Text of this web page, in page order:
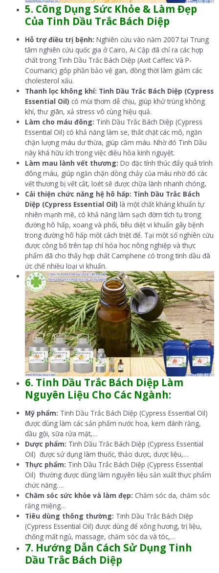
5. Công Dụng Sức Khỏe & Làm Đẹp
Của Tinh Dầu Trắc Bách Diệp
Hỗ trợ điều trị bệnh:Nghiên cứu vào năm 2007 tại Trung
tâm nghiên cứu quốc gia ở Cairo, Ai Cập đã chỉ ra các hợp
chất trong Tinh Dầu Trắc Bách Diệp (Axit Caffeic Và P-
Coumaric) góp phần bảo vệ gan, đồng thời làm giảm các
cholesterol xấu.
Thanh lọc không khí: Tinh Dầu Trắc Bách Diệp (Cypress
Essential Oil) có mùi thơm dễ chịu, giúp khử trùng không
khí, thư giãn, xả stress vô cùng hiệu quả.
Làm cho máu đông: Tinh Dầu Trắc Bách Diệp (Cypress
Essential Oil) có khả năng làm se, thắt chặt các mô, ngăn
chặn lượng máu dư thừa, giúp cầm máu. Nhờ đó Tinh Dầu
này khá hữu ích trong việc điều hòa kinh nguyệt.
Làm mau lành vết thương:Do đặc tính thúc đẩy quá trình
đông máu, giúp ngăn chặn dòng chảy của máu nhờ đó các
vết thương bị vết cắt, loét sẽ được chữa lành nhanh chóng.
Cải thiện chức năng hệ hô hấp: Tinh Dầu Trắc Bách
Diệp (Cypress Essential Oil)là một chất kháng khuẩn tự
nhiên mạnh mẽ, có khả năng làm sạch đờm tích tụ trong
đường hô hấp, xoang và phổi, tiêu diệt vi khuẩn gây bệnh
trong đường hô hấp một cách triệt để. Tại một số nghiên cứu
được công bố trên tạp chí hóa học nông nghiệp và thực
phẩm đã cho thấy hợp chất Camphene có trong tinh dầu đã
ức chế nhiều loại vi khuẩn.
6. Tinh Dầu Trắc Bách Diệp Làm
Nguyên Liệu Cho Các Ngành:
Mỹ phẩm: Tinh Dầu Trắc Bách Diệp (Cypress Essential Oil)
được dùng làm các sản phẩm nước hoa, kem đánh răng,
dầu gội, sữa rửa mặt,…
Dược phẩm: Tinh Dầu Trắc Bách Diệp (Cypress Essential
Oil) được sử dụng làm thuốc, thảo dược, dược liệu,…
Thực phẩm: Tinh Dầu Trắc Bách Diệp (Cypress Essential
Oil) thường được dùng làm nguyên liệu sản xuất thực phẩm
chức năng….
Chăm sóc sức khỏe và làm đẹp: Chăm sóc da, chăm sóc
răng miệng…
Tiêu dùng thông thường: Tinh Dầu Trắc Bách Diệp
(Cypress Essential Oil) được dùng để xông hương, trị liệu,
chống mất ngủ, massage, chăm sóc da và tóc,…
7. Hướng Dẫn Cách Sử Dụng Tinh
Dầu Trắc Bách Diệp